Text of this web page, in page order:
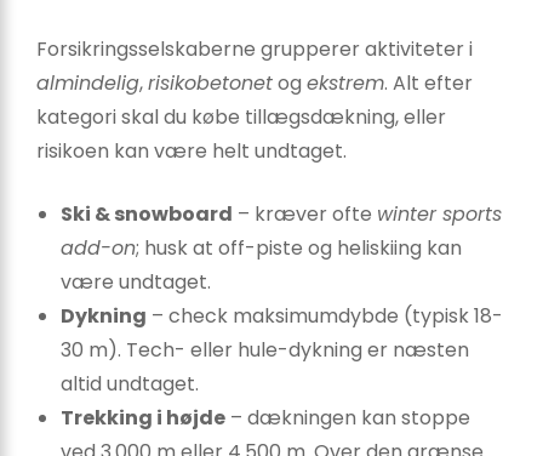
Forsikringsselskaberne grupperer aktiviteter i
almindelig,risikobetonetog ekstrem. Alt efter
kategori skal du købe tillægsdækning, eller
risikoen kan være helt undtaget.
Ski & snowboard – kræver ofte winter sports
add-on; husk at off-piste og heliskiing kan
være undtaget.
Dykning – check maksimumdybde (typisk 18-
30 m). Tech- eller hule-dykning er næsten
altid undtaget.
Trekking i højde – dækningen kan stoppe